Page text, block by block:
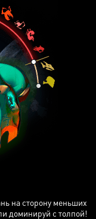
на сторону меньших
доминируй с толпой!